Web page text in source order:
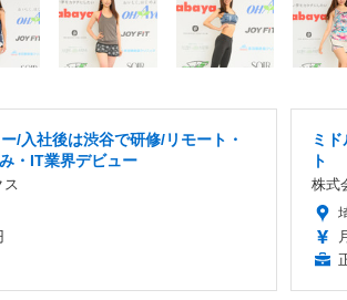
/入社後は渋谷で研修/リモート・
・IT業界デビュー
ス
ミ
ト
株式